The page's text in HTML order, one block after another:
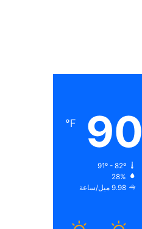
90
℉
91º - 82º
28%
9.98 ميل/ساعة